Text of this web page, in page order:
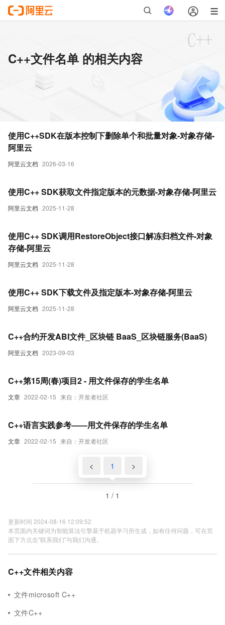
C++文件名单 的相关内容
阿里云文档 2026-03-16
使用C++SDK在版本控制下删除单个和批量对象-对象存储-
阿里云
阿里云文档 2025-11-28
使用C++ SDK获取文件指定版本的元数据-对象存储-阿里云
阿里云文档 2025-11-28
使用C++ SDK调用RestoreObject接口解冻归档文件-对象
存储-阿里云
阿里云文档 2025-11-28
使用C++ SDK下载文件及指定版本-对象存储-阿里云
阿里云文档 2023-09-03
C++合约开发ABI文件_区块链 BaaS_区块链服务(BaaS)
文章 2022-02-15 来自：开发者社区
C++第15周(春)项目2 - 用文件保存的学生名单
文章 2022-02-15 来自：开发者社区
C++语言实践参考——用文件保存的学生名单
< 1 >
1 / 1
更新时间 2024-08-16 12:09:52
本页面内关键词为智能算法引擎基于机器学习所生成，如有任何问题，可在页
面下方点击"联系我们"与我们沟通。
C++文件相关内容
文件microsoft C++
文件C++